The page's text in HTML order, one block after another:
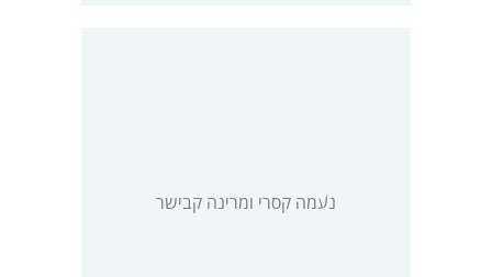
נעמה קסרי ומרינה קבישר